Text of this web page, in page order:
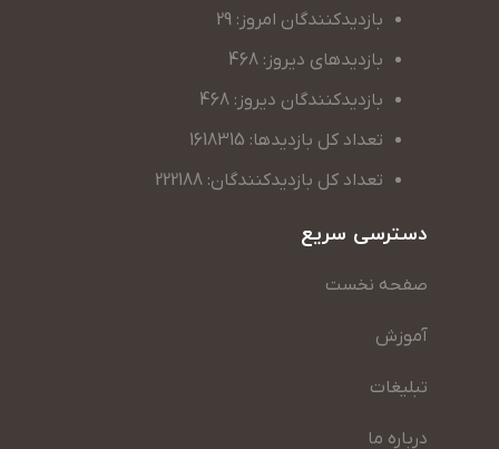
بازدیدکنندگان امروز: 29
بازدیدهای دیروز: 468
بازدیدکنندگان دیروز: 468
تعداد کل بازدیدها: 1618315
تعداد کل بازدیدکنندگان: 222188
دسترسی سریع
صفحه نخست
آموزش
تبلیغات
درباره ما